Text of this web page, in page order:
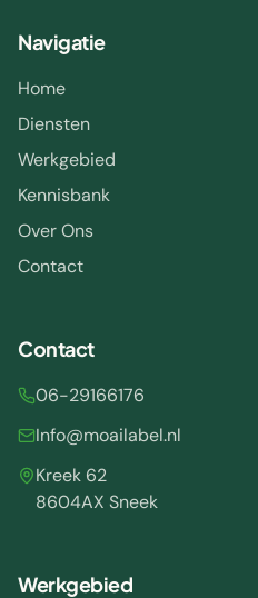
Navigatie
Home
Diensten
Werkgebied
Kennisbank
Over Ons
Contact
Contact
06-29166176
Info@moailabel.nl
Kreek 62
8604AX Sneek
Werkgebied